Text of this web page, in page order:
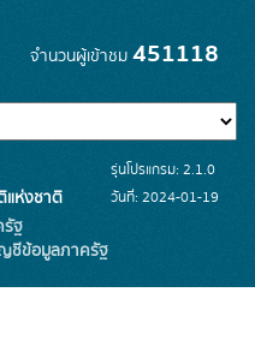
จำนวนผู้เข้าชม 451118
แห่งชาติ
ฐ
ชีข้อมูลภาครัฐ
รุ่นโปรแกรม: 2.1.0
วันที่: 2024-01-19